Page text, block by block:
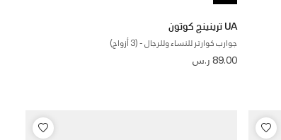
UA ترينينج كوتون
جوارب كوارتر للنساء وللرجال - (3 أزواج)
89.00 ر.س